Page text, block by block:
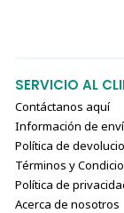
SERVICIO AL
Contáctanos aquí
Información de
Política de
Términos y
Política de
Acerca de nosotros